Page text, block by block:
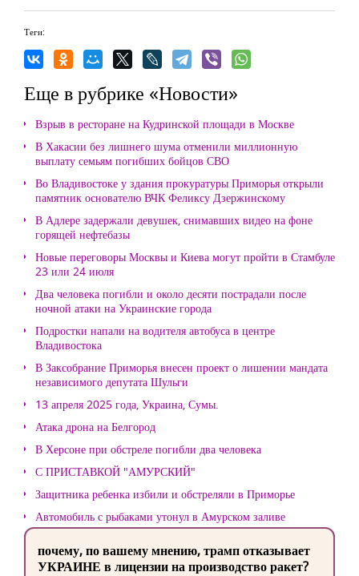
Теги:
Еще в рубрике «Новости»
Взрыв в ресторане на Кудринской площади в Москве
В Хакасии без лишнего шума отменили миллионную
выплату семьям погибших бойцов СВО
Во Владивостоке у здания прокуратуры Приморья открыли
памятник основателю ВЧК Феликсу Дзержинскому
В Адлере задержали девушек, снимавших видео на фоне
горящей нефтебазы
Новые переговоры Москвы и Киева могут пройти в Стамбуле
23 или 24 июля
Два человека погибли и около десяти пострадали после
ночной атаки на Украинские города
Подростки напали на водителя автобуса в центре
Владивостока
В Заксобрание Приморья внесен проект о лишении мандата
независимого депутата Шульги
13 апреля 2025 года, Украина, Сумы.
Атака дрона на Белгород
В Херсоне при обстреле погибли два человека
С ПРИСТАВКОЙ "АМУРСКИЙ"
Защитника ребенка избили и обстреляли в Приморье
Автомобиль с рыбаками утонул в Амурском заливе
почему, по вашему мнению, трамп отказывает
УКРАИНЕ в лицензии на производство ракет?